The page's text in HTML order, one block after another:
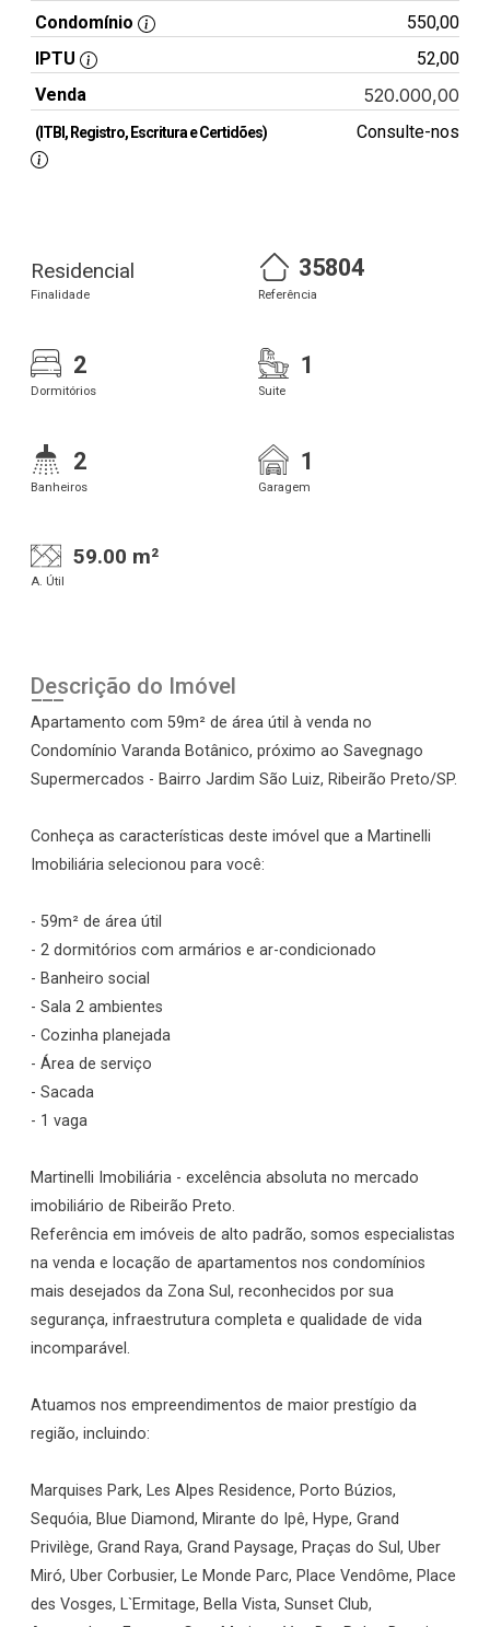
Condomínio
550,00
IPTU
52,00
Venda
520.000,00
(ITBI, Registro, Escritura e Certidões) Consulte-nos
Residencial
Finalidade
35804
Referência
2
Dormitórios
1
Suite
2
Banheiros
1
Garagem
59.00 m²
A. Útil
Descrição do Imóvel
Apartamento com 59m² de área útil à venda no
Condomínio Varanda Botânico, próximo ao Savegnago
Supermercados - Bairro Jardim São Luiz, Ribeirão Preto/SP.
Conheça as características deste imóvel que a Martinelli
Imobiliária selecionou para você:
- 59m² de área útil
- 2 dormitórios com armários e ar-condicionado
- Banheiro social
- Sala 2 ambientes
- Cozinha planejada
- Área de serviço
- Sacada
- 1 vaga
Martinelli Imobiliária - excelência absoluta no mercado
imobiliário de Ribeirão Preto.
Referência em imóveis de alto padrão, somos especialistas
na venda e locação de apartamentos nos condomínios
mais desejados da Zona Sul, reconhecidos por sua
segurança, infraestrutura completa e qualidade de vida
incomparável.
Atuamos nos empreendimentos de maior prestígio da
região, incluindo:
Marquises Park, Les Alpes Residence, Porto Búzios,
Sequóia, Blue Diamond, Mirante do Ipê, Hype, Grand
Privilège, Grand Raya, Grand Paysage, Praças do Sul, Uber
Miró, Uber Corbusier, Le Monde Parc, Place Vendôme, Place
des Vosges, L`Ermitage, Bella Vista, Sunset Club,